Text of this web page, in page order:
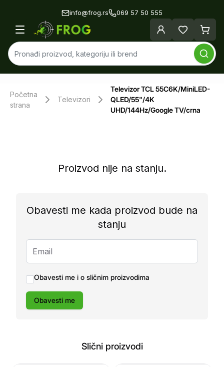
info@frog.rs 069 57 50 555
Početna
strana
Televizori
Televizor TCL 55C6K/MiniLED-
QLED/55"/4K
UHD/144Hz/Google TV/crna
Proizvod nije na stanju.
Obavesti me kada proizvod bude na
stanju
Obavesti me i o sličnim proizvodima
Obavesti me
Slični proizvodi